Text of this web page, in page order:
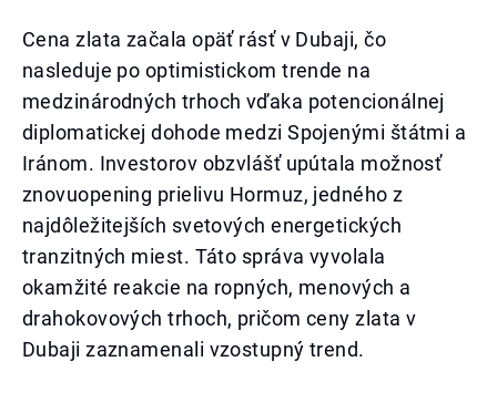
Cena zlata začala opäť rásť v Dubaji, čo
nasleduje po optimistickom trende na
medzinárodných trhoch vďaka potencionálnej
diplomatickej dohode medzi Spojenými štátmi a
Iránom. Investorov obzvlášť upútala možnosť
znovuopening prielivu Hormuz, jedného z
najdôležitejších svetových energetických
tranzitných miest. Táto správa vyvolala
okamžité reakcie na ropných, menových a
drahokovových trhoch, pričom ceny zlata v
Dubaji zaznamenali vzostupný trend.